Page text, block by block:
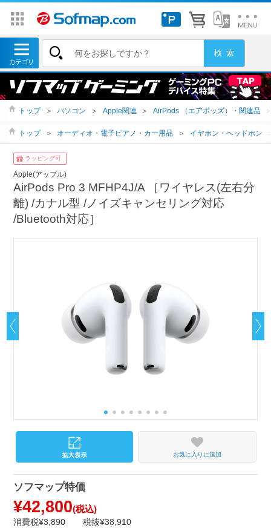
トップ ＞ パソコン ＞ Apple関連 ＞ AirPods （エアポッズ）・関連品
トップ ＞ オーディオ・電子ピアノ・カー用品 ＞ イヤホン・ヘッドホン
ラッピング可
Apple(アップル)
AirPods Pro 3 MFHP4J/A ［ワイヤレス(左右分
離) /カナル型 /ノイズキャンセリング対応
/Bluetooth対応］
お気に入りに追加
ソフマップ特価
¥42,800(税込)
消費税¥3,890 税抜¥38,910